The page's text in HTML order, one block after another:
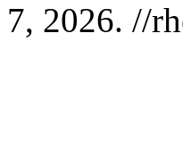
7, 2026. //